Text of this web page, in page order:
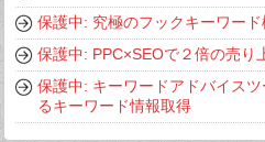
保護中: 究極のフックキーワー
保護中: PPC×SEOで２倍の売り
保護中: キーワードアドバイス
るキーワード情報取得